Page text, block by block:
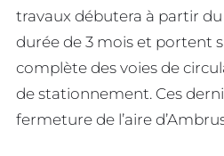
travaux débutera à partir du
durée de 3 mois et portent
complète des voies de
de stationnement. Ces
fermeture de l’aire